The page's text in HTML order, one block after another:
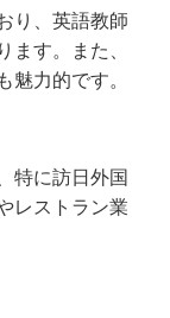
り、英語教師
ます。また、
魅力的です。
特に訪日外国
レストラン業